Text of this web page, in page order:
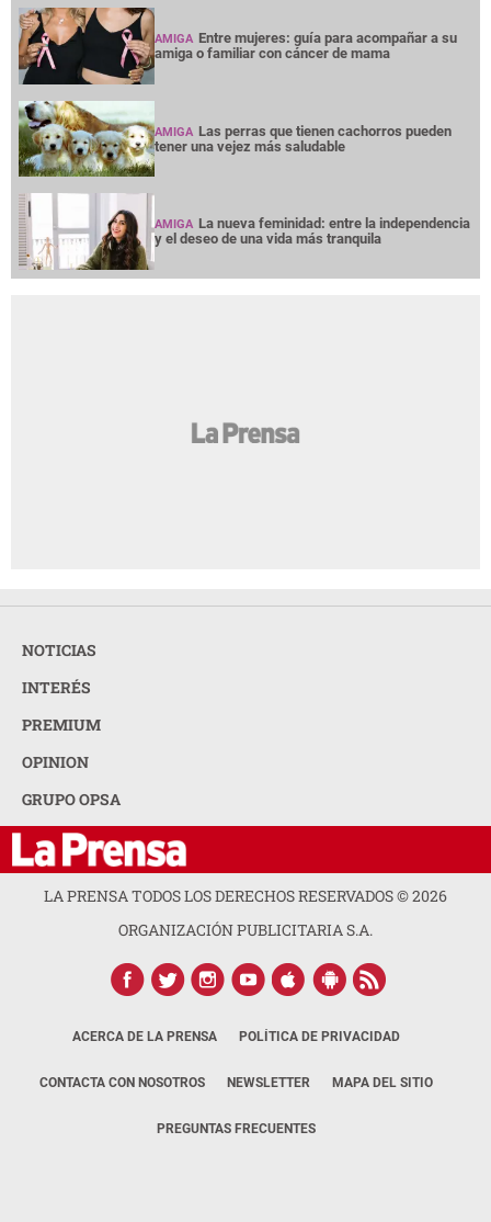
AMIGA Entre mujeres: guía para acompañar a su
amiga o familiar con cáncer de mama
AMIGA Las perras que tienen cachorros pueden
tener una vejez más saludable
AMIGA La nueva feminidad: entre la independencia
y el deseo de una vida más tranquila
NOTICIAS
INTERÉS
PREMIUM
OPINION
GRUPO OPSA
LA PRENSA TODOS LOS DERECHOS RESERVADOS ©2026
ORGANIZACIÓN PUBLICITARIA S.A.
ACERCA DE LA PRENSA POLÍTICA DE PRIVACIDAD
CONTACTA CON NOSOTROS NEWSLETTER MAPA DEL SITIO
PREGUNTAS FRECUENTES